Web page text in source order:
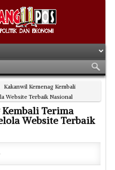
Kakanwil Kemenag Kembali
Website Terbaik Nasional
Terima
Website Terbaik